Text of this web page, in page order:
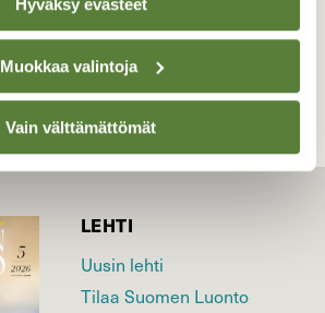
Hyväksy evästeet
Muokkaa valintoja
Vain välttämättömät
LEHTI
Uusin lehti
Tilaa Suomen Luonto